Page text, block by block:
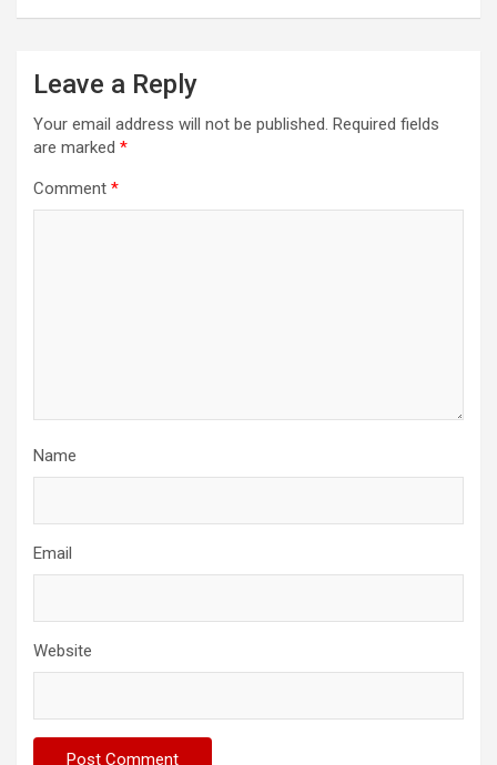
Leave a Reply
Your email address will not be published. Required fields
are marked *
Comment *
Name
Email
Website